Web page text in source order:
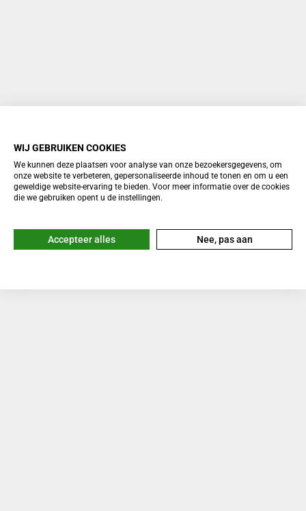
WIJ GEBRUIKEN COOKIES
We kunnen deze plaatsen voor analyse van onze bezoekersgegevens, om
onze website te verbeteren, gepersonaliseerde inhoud te tonen en om u een
geweldige website-ervaring te bieden. Voor meer informatie over de cookies
die we gebruiken opent u de instellingen.
Accepteer alles Nee, pas aan